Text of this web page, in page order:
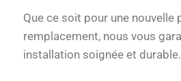
Que ce soit pour une nouvelle
remplacement, nous vous
installation soignée et durable.